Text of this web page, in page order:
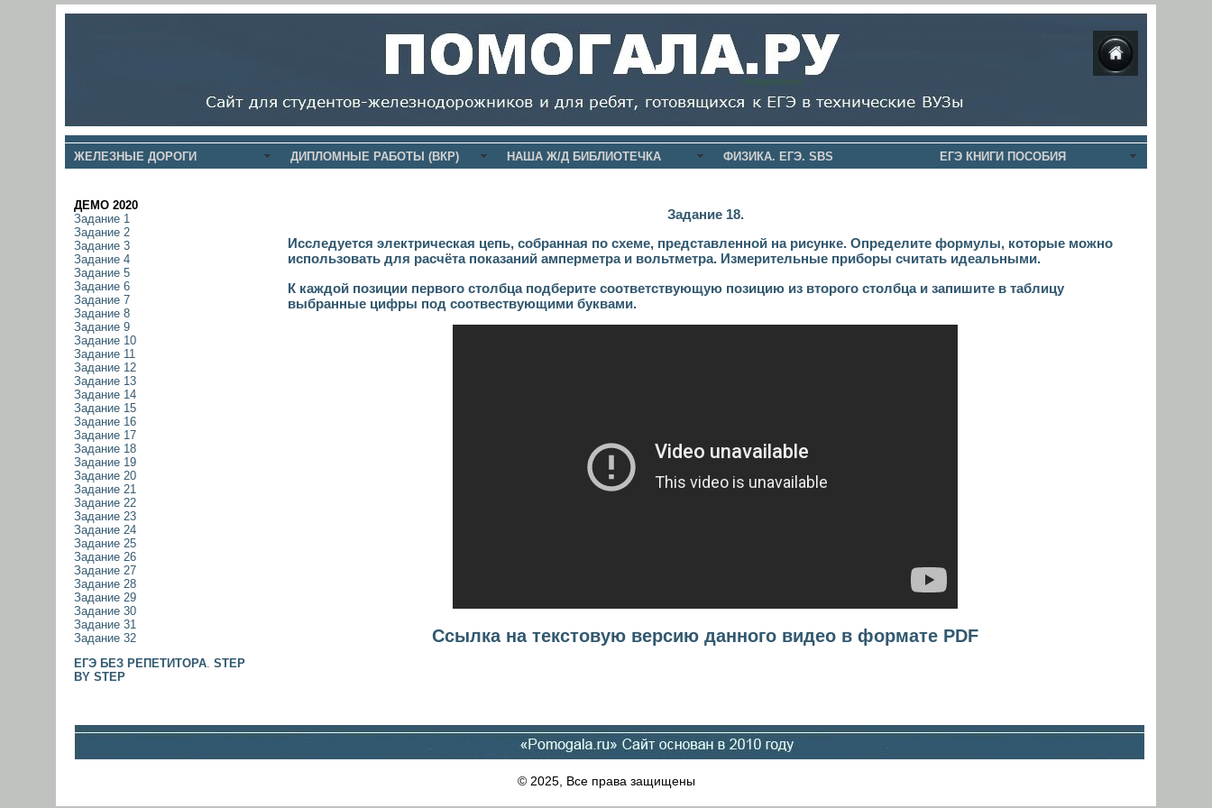
ЖЕЛЕЗНЫЕ ДОРОГИ ДИПЛОМНЫЕ РАБОТЫ (ВКР) НАША Ж/Д БИБЛИОТЕЧКА ФИЗИКА. ЕГЭ. SBS ЕГЭ КНИГИ ПОСОБИЯ
Задание 18.
Исследуется электрическая цепь, собранная по схеме, представленной на рисунке. Определите формулы, которые можно
использовать для расчёта показаний амперметра и вольтметра. Измерительные приборы считать идеальными.
К каждой позиции первого столбца подберите соответствующую позицию из второго столбца и запишите в таблицу
выбранные цифры под соотвествующими буквами.
Ссылка на текстовую версию данного видео в формате PDF
ДЕМО 2020
Задание 1
Задание 2
Задание 3
Задание 4
Задание 5
Задание 6
Задание 7
Задание 8
Задание 9
Задание 10
Задание 11
Задание 12
Задание 13
Задание 14
Задание 15
Задание 16
Задание 17
Задание 18
Задание 19
Задание 20
Задание 21
Задание 22
Задание 23
Задание 24
Задание 25
Задание 26
Задание 27
Задание 28
Задание 29
Задание 30
Задание 31
Задание 32
ЕГЭ БЕЗ РЕПЕТИТОРА. STEP
BY STEP
© 2025, Все права защищены